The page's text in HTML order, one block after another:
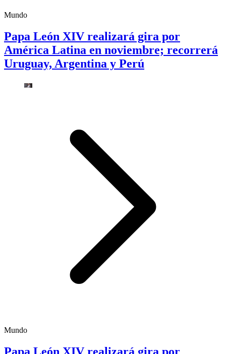
Mundo
Papa León XIV realizará gira por
América Latina en noviembre; recorrerá
Uruguay, Argentina y Perú
Mundo